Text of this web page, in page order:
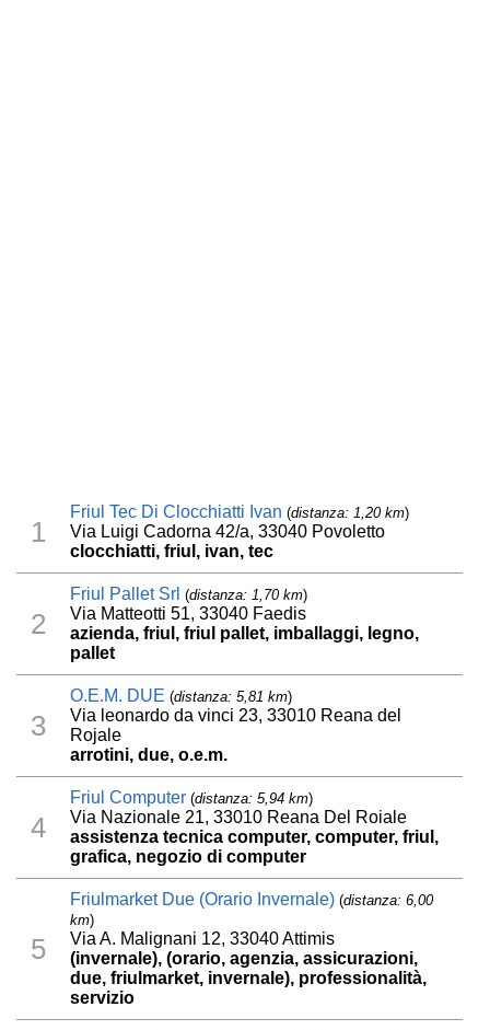
1
Friul Tec Di Clocchiatti Ivan (distanza: 1,20 km)
Via Luigi Cadorna 42/a, 33040 Povoletto
clocchiatti, friul, ivan, tec
2
Friul Pallet Srl (distanza: 1,70 km)
Via Matteotti 51, 33040 Faedis
azienda, friul, friul pallet, imballaggi, legno,
pallet
3
O.E.M. DUE (distanza: 5,81 km)
Via leonardo da vinci 23, 33010 Reana del
Rojale
arrotini, due, o.e.m.
4
Friul Computer (distanza: 5,94 km)
Via Nazionale 21, 33010 Reana Del Roiale
assistenza tecnica computer, computer, friul,
grafica, negozio di computer
5
Friulmarket Due (Orario Invernale) (distanza: 6,00
km)
Via A. Malignani 12, 33040 Attimis
(invernale), (orario, agenzia, assicurazioni,
due, friulmarket, invernale), professionalità,
servizio